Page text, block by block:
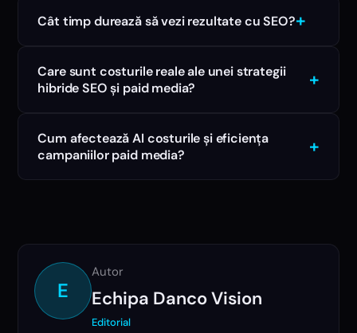
Cât timp durează să vezi rezultate cu SEO?+
Care sunt costurile reale ale unei strategii
hibride SEO și paid media?
+
Cum afectează AI costurile și eficiența
campaniilor paid media?
+
E
Autor
Echipa Danco Vision
Editorial